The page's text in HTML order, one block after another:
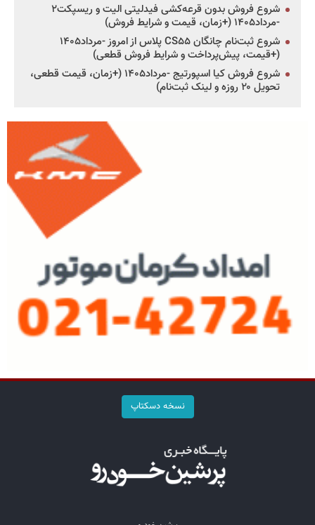
شروع فروش بدون قرعه‌کشی فیدلیتی الیت و ریسپکت۲
-مرداد۱۴۰۵ (+زمان، قیمت و شرایط فروش)
شروع ثبت‌نام چانگان CS۵۵ پلاس از امروز -مرداد۱۴۰۵
(+قیمت، پیش‌پرداخت و شرایط فروش قطعی)
شروع فروش کیا اسپورتیج -مرداد۱۴۰۵ (+زمان، قیمت قطعی،
تحویل ۲۰ روزه و لینک ثبت‌نام)
نسخه دسکتاپ